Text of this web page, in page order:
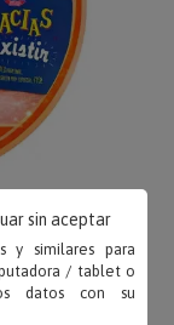
y similares para
/ tablet o
datos con su
sin aceptar